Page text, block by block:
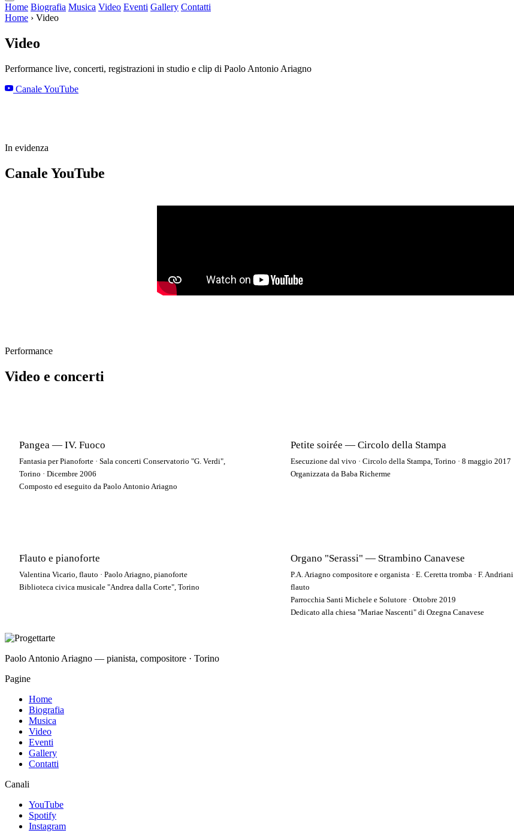
Home Biografia Musica Video Eventi Gallery Contatti
Home › Video
Video
Performance live, concerti, registrazioni in studio e clip di Paolo Antonio Ariagno
Canale YouTube
In evidenza
Canale YouTube
Performance
Video e concerti
Pangea — IV. Fuoco
Fantasia per Pianoforte · Sala concerti Conservatorio "G. Verdi",
Torino · Dicembre 2006
Composto ed eseguito da Paolo Antonio Ariagno
Petite soirée — Circolo della Stampa
Esecuzione dal vivo · Circolo della Stampa, Torino · 8 maggio 2017
Organizzata da Baba Richerme
Flauto e pianoforte
Valentina Vicario, flauto · Paolo Ariagno, pianoforte
Biblioteca civica musicale "Andrea dalla Corte", Torino
Organo "Serassi" — Strambino Canavese
P.A. Ariagno compositore e organista · E. Ceretta tromba · F. Andriani
flauto
Parrocchia Santi Michele e Solutore · Ottobre 2019
Dedicato alla chiesa "Mariae Nascenti" di Ozegna Canavese
Paolo Antonio Ariagno — pianista, compositore · Torino
Pagine
Home
Biografia
Musica
Video
Eventi
Gallery
Contatti
Canali
YouTube
Spotify
Instagram